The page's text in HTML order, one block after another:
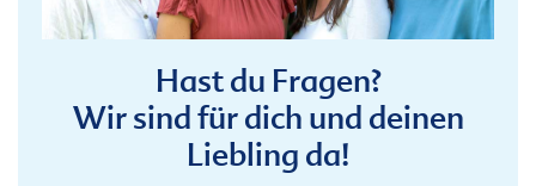
Hast du Fragen?
Wir sind für dich und deinen
Liebling da!